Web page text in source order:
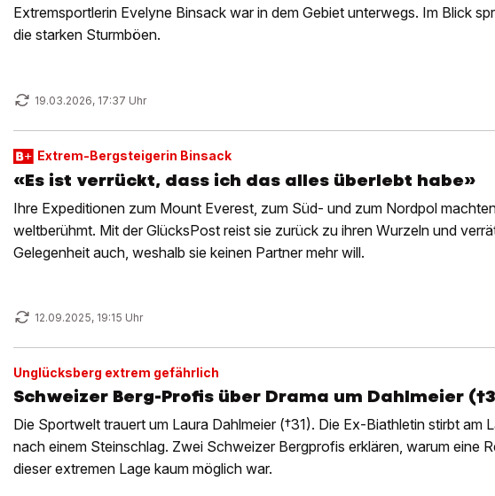
Extremsportlerin Evelyne Binsack war in dem Gebiet unterwegs. Im Blick
die starken Sturmböen.
19.03.2026, 17:37 Uhr
Extrem-Bergsteigerin Binsack
«Es ist verrückt, dass ich das alles überlebt habe»
Ihre Expeditionen zum Mount Everest, zum Süd- und zum Nordpol
weltberühmt. Mit der GlücksPost reist sie zurück zu ihren Wurzeln und
Gelegenheit auch, weshalb sie keinen Partner mehr will.
12.09.2025, 19:15 Uhr
Unglücksberg extrem gefährlich
Schweizer Berg-Profis über Drama um Dahlmeier
Die Sportwelt trauert um Laura Dahlmeier (†31). Die Ex-Biathletin stirbt am
nach einem Steinschlag. Zwei Schweizer Bergprofis erklären, warum eine
dieser extremen Lage kaum möglich war.